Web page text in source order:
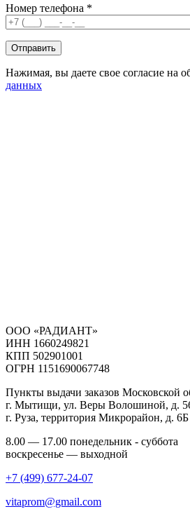
Номер телефона *
Нажимая, вы даете свое согласие на
данных
ООО «РАДИАНТ»
ИНН 1660249821
КПП 502901001
ОГРН 1151690067748
Пункты выдачи заказов Московской
г. Мытищи, ул. Веры Волошиной, д.
г. Руза, территория Микрорайон, д. 6Б
8.00 — 17.00 понедельник - суббота
воскресенье — выходной
+7 (499) 677-24-07
vitaprom@gmail.com